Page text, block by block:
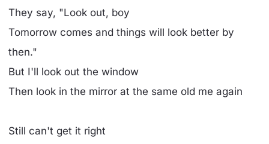
They say, "Look out, boy
Tomorrow comes and things will look better by
then."
But I'll look out the window
Then look in the mirror at the same old me again
Still can't get it right